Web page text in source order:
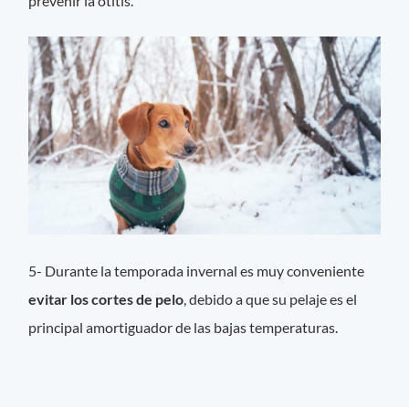
5- Durante la temporada invernal es muy conveniente
evitar los cortes de pelo, debido a que su pelaje es el
principal amortiguador de las bajas temperaturas.